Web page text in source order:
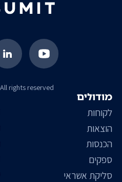
rights reserved
מודולים
לקוחות
הוצאות
הכנסות
ספקים
סליקת אשראי